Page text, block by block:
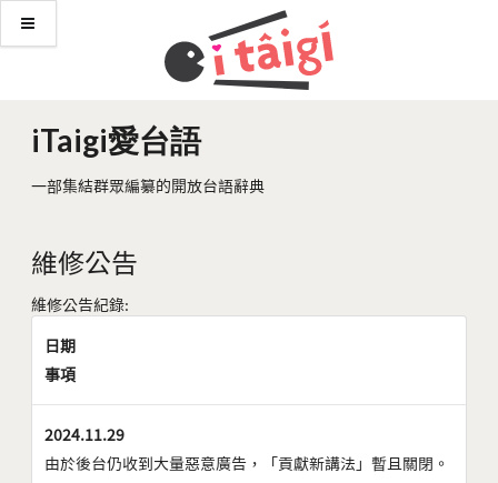
iTaigi愛台語
一部集結群眾編纂的開放台語辭典
維修公告
維修公告紀錄:
日期
事項
2024.11.29
由於後台仍收到大量惡意廣告，「貢獻新講法」暫且關閉。